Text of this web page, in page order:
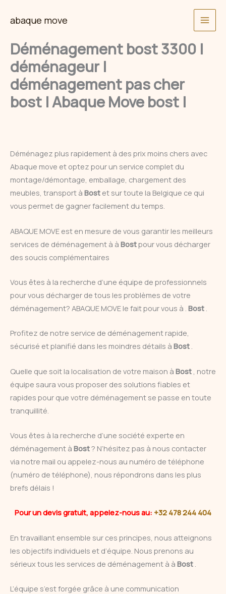
abaque move
Déménagement bost 3300 |
déménageur |
déménagement pas cher
bost | Abaque Move bost |
Déménagez plus rapidement à des prix moins chers avec
Abaque move et optez pour un service complet du
montage/démontage, emballage, chargement des
meubles, transport à Bost et sur toute la Belgique ce qui
vous permet de gagner facilement du temps.
ABAQUE MOVE est en mesure de vous garantir les meilleurs
services de déménagement à à Bostpour vous décharger
des soucis complémentaires
Vous êtes à la recherche d’une équipe de professionnels
pour vous décharger de tous les problèmes de votre
déménagement? ABAQUE MOVE le fait pour vous à . Bost
Profitez de notre service de déménagement rapide,
sécurisé et planifié dans les moindres détails à Bost .
Quelle que soit la localisation de votre maison à Bost , notre
équipe saura vous proposer des solutions fiables et
rapides pour que votre déménagement se passe en toute
tranquillité.
Vous êtes à la recherche d’une société experte en
déménagement à Bost? N’hésitez pas à nous contacter
via notre mail ou appelez-nous au numéro de téléphone
(numéro de téléphone), nous répondrons dans les plus
brefs délais !
Pour un devis gratuit, appelez-nous au: +32 478 244 404
En travaillant ensemble sur ces principes, nous atteignons
les objectifs individuels et d’équipe. Nous prenons au
sérieux tous les services de déménagement à à Bost
L’équipe s’est forgée grâce à une communication